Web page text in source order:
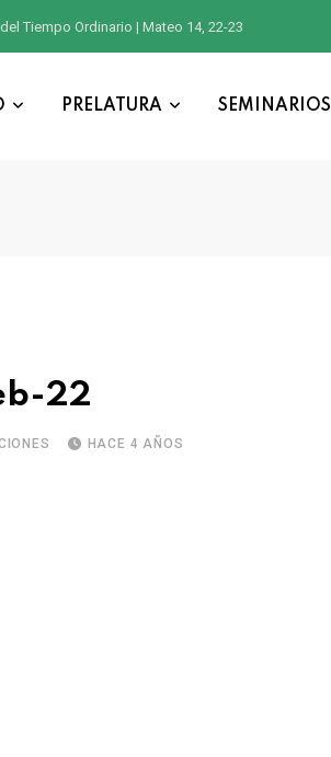
Tiempo Ordinario | Mateo 14, 22-23
PRELATURA SEMINARIOS
22
HACE 4 AÑOS